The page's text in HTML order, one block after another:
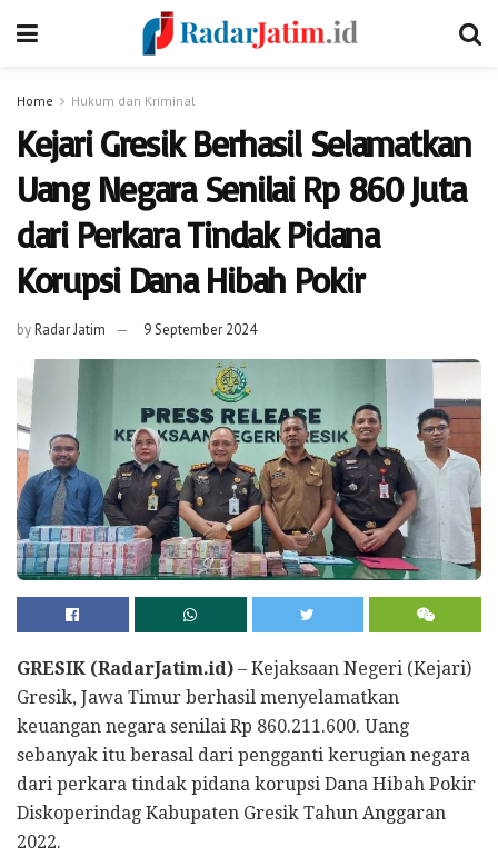
Home Hukum dan Kriminal
Kejari Gresik Berhasil Selamatkan
Uang Negara Senilai Rp 860 Juta
dari Perkara Tindak Pidana
Korupsi Dana Hibah Pokir
byRadar Jatim 9 September 2024
GRESIK (RadarJatim.id) – Kejaksaan Negeri (Kejari)
Gresik, Jawa Timur berhasil menyelamatkan
keuangan negara senilai Rp 860.211.600. Uang
sebanyak itu berasal dari pengganti kerugian negara
dari perkara tindak pidana korupsi Dana Hibah Pokir
Diskoperindag Kabupaten Gresik Tahun Anggaran
2022.